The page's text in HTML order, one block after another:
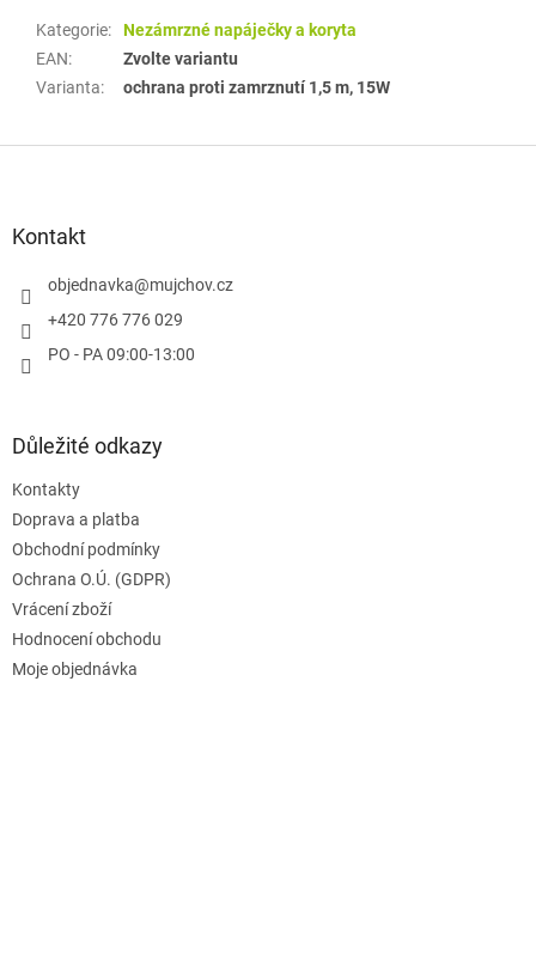
Kategorie:
Nezámrzné napáječky a koryta
EAN:
Zvolte variantu
Varianta: ochrana proti zamrznutí 1,5 m, 15W
Kontakt
objednavka@mujchov.cz
+420 776 776 029
PO - PA 09:00-13:00
Důležité odkazy
Kontakty
Doprava a platba
Obchodní podmínky
Ochrana O.Ú. (GDPR)
Vrácení zboží
Hodnocení obchodu
Moje objednávka